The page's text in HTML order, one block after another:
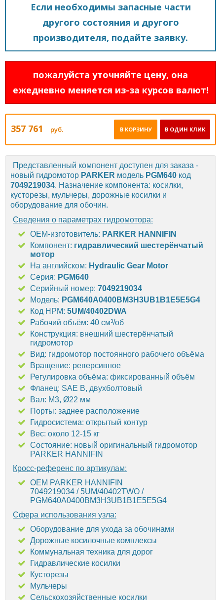
Если необходимы запасные части
другого состояния и другого
производителя, подайте заявку.
пожалуйста уточняйте цену, она
ежедневно меняется из-за курсов валют!
357 761 руб. В ОДИН КЛИК
В КОРЗИНУ
Представленный компонент доступен для заказа -
новый гидромотор PARKER модель PGM640 код
7049219034. Назначение компонента: косилки,
кусторезы, мульчеры, дорожные косилки и
оборудование для обочин.
Сведения о параметрах гидромотора:
OEM-изготовитель: PARKER HANNIFIN
Компонент: гидравлический шестерёнчатый
мотор
На английском: Hydraulic Gear Motor
Серия: PGM640
Серийный номер: 7049219034
Модель: PGM640A0400BM3H3UB1B1E5E5G4
Код HPM: 5UM/40402DWA
Рабочий объём: 40 см³/об
Конструкция: внешний шестерёнчатый
гидромотор
Вид: гидромотор постоянного рабочего объёма
Вращение: реверсивное
Регулировка объёма: фиксированный объём
Фланец: SAE B, двухболтовый
Вал: M3, Ø22 мм
Порты: заднее расположение
Гидросистема: открытый контур
Вес: около 12-15 кг
Состояние: новый оригинальный гидромотор
PARKER HANNIFIN
Кросс-референс по артикулам:
OEM PARKER HANNIFIN
7049219034 / 5UM/40402TWO /
PGM640A0400BM3H3UB1B1E5E5G4
Сфера использования узла:
Оборудование для ухода за обочинами
Дорожные косилочные комплексы
Коммунальная техника для дорог
Гидравлические косилки
Кусторезы
Мульчеры
Сельскохозяйственные косилки